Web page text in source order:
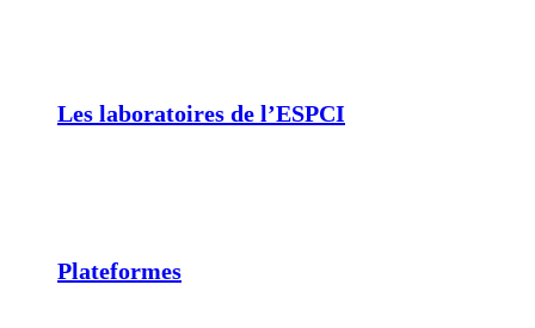
Les laboratoires de l’ESPCI
Plateformes